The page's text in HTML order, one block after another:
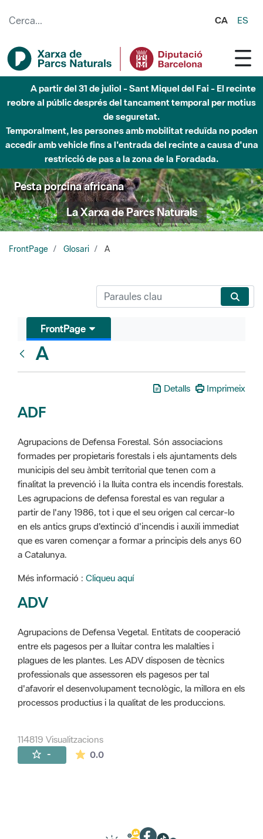
CA ES
A partir del 31 de juliol - Sant Miquel del Fai - El recinte
reobre al públic després del tancament temporal per motius
de seguretat.
Temporalment, les persones amb mobilitat reduïda no poden
accedir amb vehicle fins a l'entrada del recinte a causa d'una
restricció de pas a la zona de la Foradada.
Pesta porcina africana
La Xarxa de Parcs Naturals
FrontPage Glosari A
FrontPage
A
Detalls Imprimeix
ADF
Agrupacions de Defensa Forestal. Són associacions
formades per propietaris forestals i els ajuntaments dels
municipis del seu àmbit territorial que tenen com a
finalitat la prevenció i la lluita contra els incendis forestals.
Les agrupacions de defensa forestal es van regular a
partir de l'any 1986, tot i que el seu origen cal cercar-lo
en els antics grups d'extinció d'incendis i auxili immediat
que es varen començar a formar a principis dels anys 60
a Catalunya.
Més informació : Cliqueu aquí
ADV
Agrupacions de Defensa Vegetal. Entitats de cooperació
entre els pagesos per a lluitar contra les malalties i
plagues de les plantes. Les ADV disposen de tècnics
professionals que assessoren els pagesos per tal
d'afavorir el desenvolupament tecnològic, la millora en els
processos productius i la qualitat de les produccions.
114819 Visualitzacions
- 0.0La mitjana de les valoracions és de 0